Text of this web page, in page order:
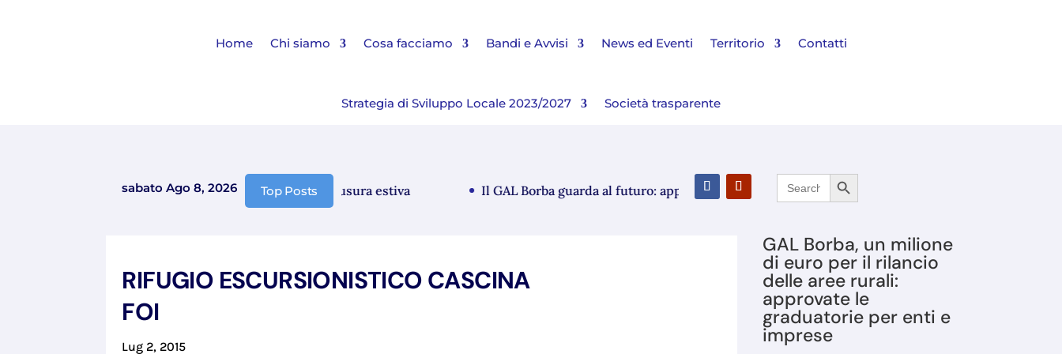
Home Chi siamo Cosa facciamo Bandi e Avvisi News ed Eventi Territorio Contatti
Strategia di Sviluppo Locale 2023/2027 Società trasparente
sabato Ago 8, 2026 Top Posts
Comunicazione chiusura estiva Il GAL Borba guarda al futuro: approvato il Bilancio 2025 e rinnovato il Consiglio di Amministrazione
Search
for:
Search Button
RIFUGIO ESCURSIONISTICO CASCINA
FOI
Lug 2, 2015
GAL Borba, un milione
di euro per il rilancio
delle aree rurali:
approvate le
graduatorie per enti e
imprese